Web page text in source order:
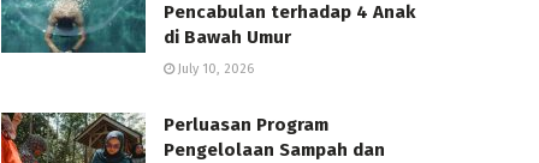
Pencabulan terhadap 4 Anak
di Bawah Umur
July 10, 2026
Perluasan Program
Pengelolaan Sampah dan